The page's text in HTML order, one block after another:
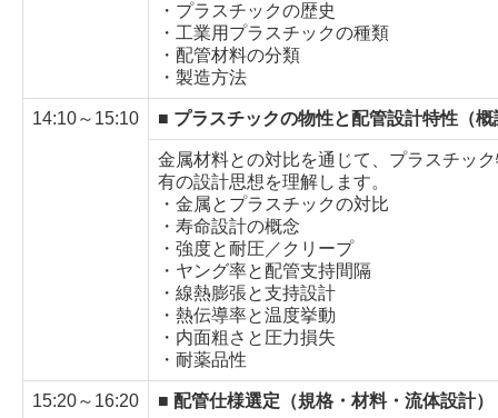
・プラスチックの歴史
・工業用プラスチックの種類
・配管材料の分類
・製造方法
14:10～15:10 ■ プラスチックの物性と配管設計特性（概
金属材料との対比を通じて、プラスチッ
有の設計思想を理解します。
・金属とプラスチックの対比
・寿命設計の概念
・強度と耐圧／クリープ
・ヤング率と配管支持間隔
・線熱膨張と支持設計
・熱伝導率と温度挙動
・内面粗さと圧力損失
・耐薬品性
15:20～16:20 ■ 配管仕様選定（規格・材料・流体設計）